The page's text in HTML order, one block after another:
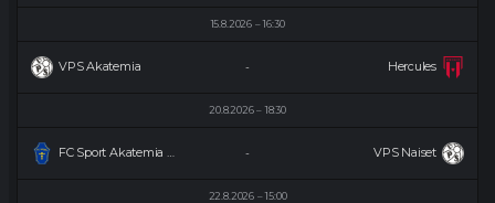
15.8.2026 16:30
VPS Akatemia Hercules
-
20.8.2026 18:30
FC Sport Akatemia Naiset VPS Naiset
-
22.8.2026 15:00